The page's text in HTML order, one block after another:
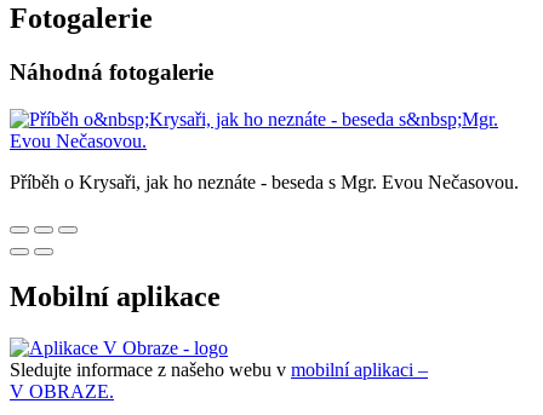
Fotogalerie
Náhodná fotogalerie
Příběh o Krysaři, jak ho neznáte - beseda s Mgr. Evou Nečasovou.
Mobilní aplikace
Sledujte informace z našeho webu v mobilní aplikaci –
V OBRAZE.